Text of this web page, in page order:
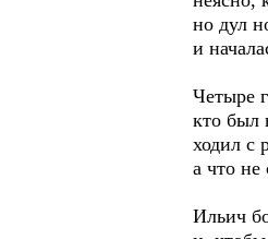
но дул
и
Четыре
кто был
ходил с
а что не
Ильич